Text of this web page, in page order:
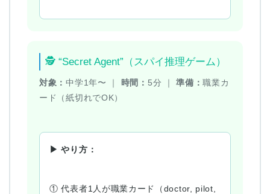
🕵️ “Secret Agent”（スパイ推理ゲーム）
対象：中学1年〜 ｜ 時間： 5分 ｜準備：職業カ
ード（紙切れでOK）
▶ やり方：
① 代表者1人が職業カード（doctor, pilot,